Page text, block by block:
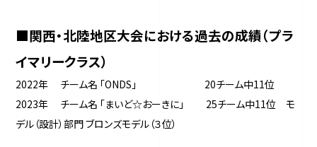
■関西・北陸地区大会における過去の成績（プラ
イマリークラス）
2022年 チーム名 「ONDS」 20チーム中11位
2023年 チーム名 「まいど☆おーきに」 25チーム中11位 モ
デル（設計）部門 ブロンズモデル（３位）